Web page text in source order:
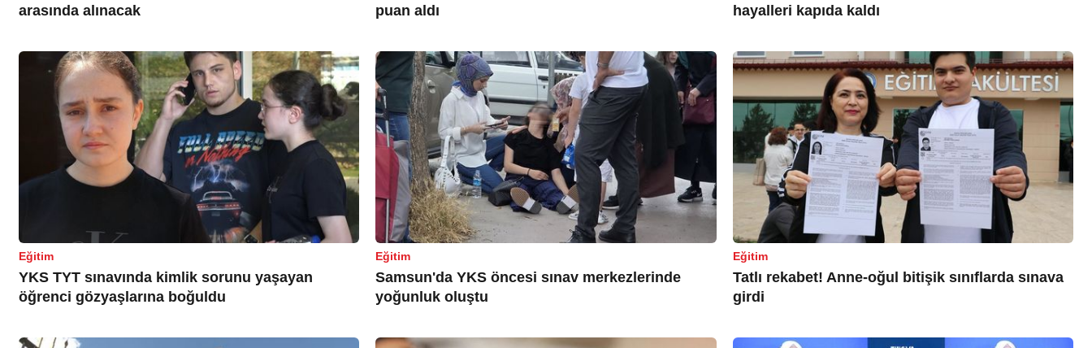
arasında alınacak
puan aldı
hayalleri kapıda kaldı
Eğitim
YKS TYT sınavında kimlik sorunu yaşayan
öğrenci gözyaşlarına boğuldu
Eğitim
Samsun'da YKS öncesi sınav merkezlerinde
yoğunluk oluştu
Eğitim
Tatlı rekabet! Anne-oğul bitişik sınıflarda sınava
girdi